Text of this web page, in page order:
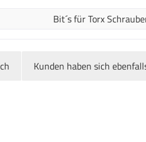
Bit´s für Torx
Kunden haben sich